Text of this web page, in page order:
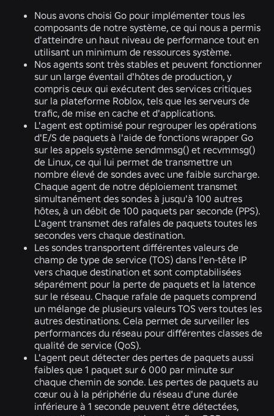
Nous avons choisi Go pour implémenter tous les
composants de notre système, ce qui nous a permis
d'atteindre un haut niveau de performance tout en
utilisant un minimum de ressources système.
Nos agents sont très stables et peuvent fonctionner
sur un large éventail d'hôtes de production, y
compris ceux qui exécutent des services critiques
sur la plateforme Roblox, tels que les serveurs de
trafic, de mise en cache et d'applications.
L'agent est optimisé pour regrouper les opérations
d'E/S de paquets à l'aide de fonctions wrapper Go
sur les appels système sendmmsg() et recvmmsg()
de Linux, ce qui lui permet de transmettre un
nombre élevé de sondes avec une faible surcharge.
Chaque agent de notre déploiement transmet
simultanément des sondes à jusqu'à 100 autres
hôtes, à un débit de 100 paquets par seconde (PPS).
L'agent transmet des rafales de paquets toutes les
secondes vers chaque destination.
Les sondes transportent différentes valeurs de
champ de type de service (TOS) dans l'en-tête IP
vers chaque destination et sont comptabilisées
séparément pour la perte de paquets et la latence
sur le réseau. Chaque rafale de paquets comprend
un mélange de plusieurs valeurs TOS vers toutes les
autres destinations. Cela permet de surveiller les
performances du réseau pour différentes classes de
qualité de service (QoS).
L'agent peut détecter des pertes de paquets aussi
faibles que 1 paquet sur 6 000 par minute sur
chaque chemin de sonde. Les pertes de paquets au
cœur ou à la périphérie du réseau d'une durée
inférieure à 1 seconde peuvent être détectées,